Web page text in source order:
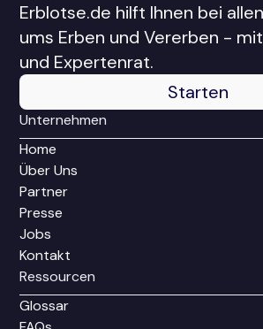
Erblotse.de hilft Ihnen bei
ums Erben und Vererben -
und Expertenrat.
Starten
Unternehmen
Home
Über Uns
Partner
Presse
Jobs
Kontakt
Ressourcen
Glossar